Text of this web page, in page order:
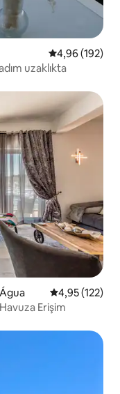
5 üzerinden
4,96 (192)
uzaklıkta
arasında
5 üzerinden
4,95 (122)
Erişim
arasında